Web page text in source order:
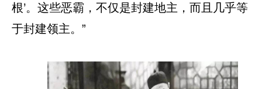
根’。这些恶霸，不仅是封建地主，而且几乎等
于封建领主。”